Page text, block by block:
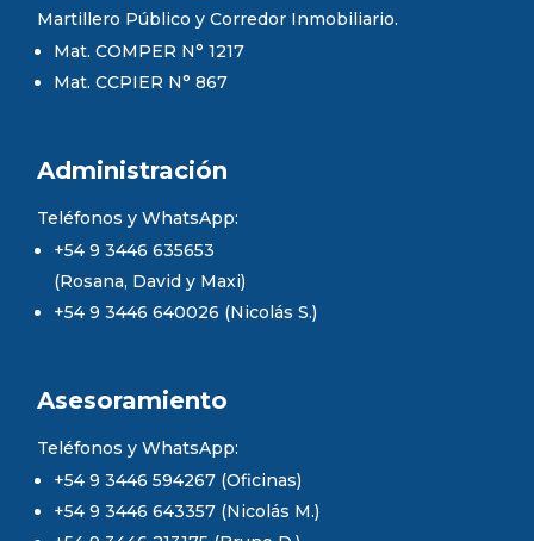
Martillero Público y Corredor Inmobiliario.
Mat. COMPER N° 1217
Mat. CCPIER N° 867
Administración
Teléfonos y WhatsApp:
+54 9 3446 635653
(Rosana, David y Maxi)
+54 9 3446 640026 (Nicolás S.)
Asesoramiento
Teléfonos y WhatsApp:
+54 9 3446 594267 (Oficinas)
+54 9 3446 643357 (Nicolás M.)